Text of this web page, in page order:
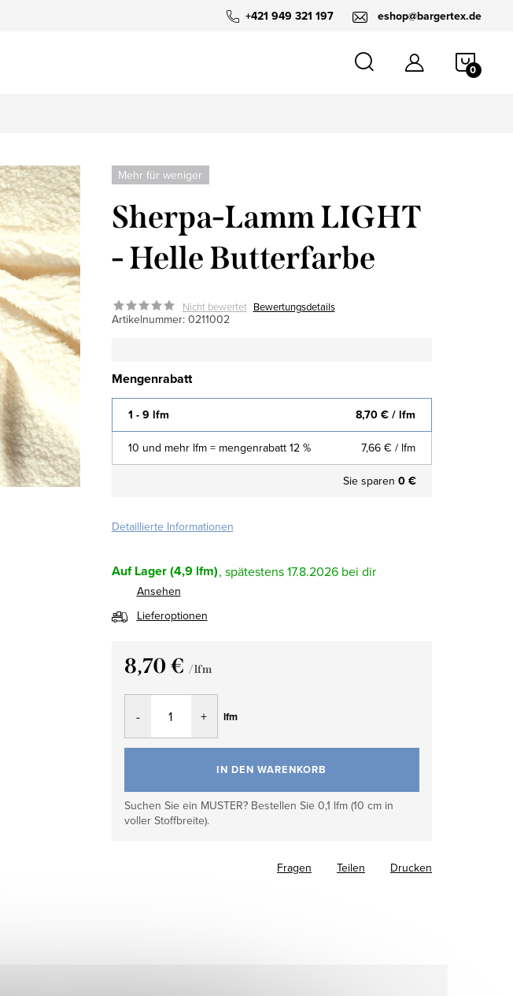
+421 949 321 197 eshop@bargertex.de
Mehr für weniger
Sherpa-Lamm LIGHT
- Helle Butterfarbe
Nicht bewertet Bewertungsdetails
Artikelnummer: 0211002
Mengenrabatt
1 - 9 lfm 8,70 €/ lfm
10 und mehr lfm = mengenrabatt 12 % 7,66 € / lfm
Sie sparen 0 €
Detaillierte Informationen
Auf Lager(4,9 lfm) 17.8.2026
Ansehen
Lieferoptionen
8,70 € / lfm
Verkaufspreis:
lfm
IN DEN WARENKORB
Suchen Sie ein MUSTER? Bestellen Sie 0,1 lfm (10 cm in
voller Stoffbreite).
Drucken
Fragen Teilen